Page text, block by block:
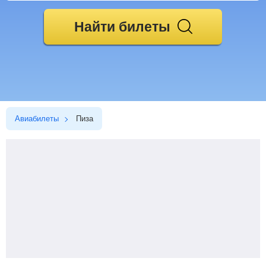
Найти билеты
Авиабилеты Пиза